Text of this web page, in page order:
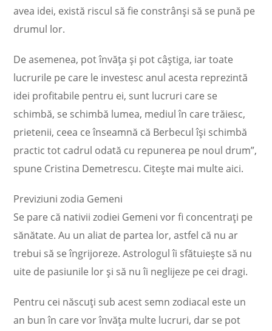
avea idei, există riscul să fie constrânşi să se pună pe
drumul lor.
De asemenea, pot învăţa şi pot câştiga, iar toate
lucrurile pe care le investesc anul acesta reprezintă
idei profitabile pentru ei, sunt lucruri care se
schimbă, se schimbă lumea, mediul în care trăiesc,
prietenii, ceea ce înseamnă că Berbecul îşi schimbă
practic tot cadrul odată cu repunerea pe noul drum”,
spune Cristina Demetrescu. Citește mai multe aici.
Previziuni zodia Gemeni
Se pare că nativii zodiei Gemeni vor fi concentraţi pe
sănătate. Au un aliat de partea lor, astfel că nu ar
trebui să se îngrijoreze. Astrologul îi sfătuieşte să nu
uite de pasiunile lor şi să nu îi neglijeze pe cei dragi.
Pentru cei născuţi sub acest semn zodiacal este un
an bun în care vor învăţa multe lucruri, dar se pot